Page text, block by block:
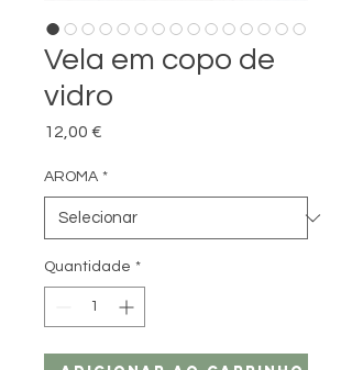
Vela em copo de
vidro
12,00 €
AROMA *
Quantidade *